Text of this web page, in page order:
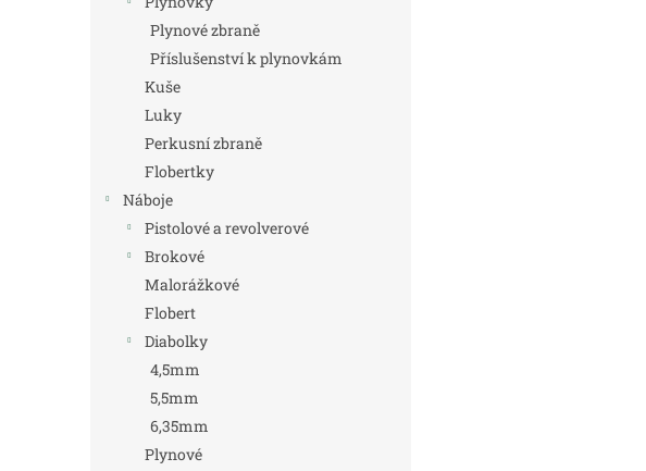
Plynové zbraně
Příslušenství k plynovkám
Kuše
Luky
Perkusní zbraně
Flobertky
Náboje
Pistolové a revolverové
Brokové
Malorážkové
Flobert
Diabolky
4,5mm
5,5mm
6,35mm
Plynové